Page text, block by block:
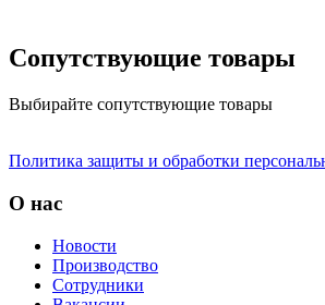
Сопутствующие товары
Выбирайте сопутствующие товары
Политика защиты и обработки
О нас
Новости
Производство
Сотрудники